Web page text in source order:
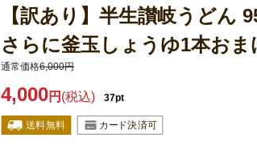
【訳あり】半生讃岐うどん
さらに釜玉しょうゆ1本お
通常価格6,000円
4,000円 (税込) 37pt